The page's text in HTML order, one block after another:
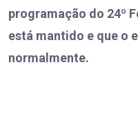
programação do 24º
está mantido e que o
normalmente.